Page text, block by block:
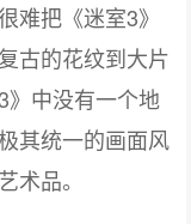
难把《迷室3》
古的花纹到大片
》中没有一个地
其统一的画面风
术品。